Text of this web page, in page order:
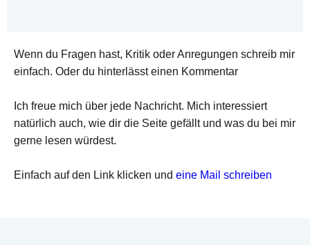
Wenn du Fragen hast, Kritik oder Anregungen schreib mir
einfach. Oder du hinterlässt einen Kommentar
Ich freue mich über jede Nachricht. Mich interessiert
natürlich auch, wie dir die Seite gefällt und was du bei mir
gerne lesen würdest.
Einfach auf den Link klicken und eine Mail schreiben